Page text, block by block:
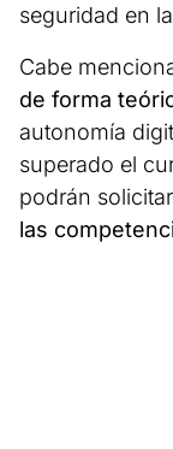
seguridad en
Cabe
de forma
autonomía
superado el
podrán
las